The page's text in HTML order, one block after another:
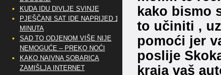
kako bismo
to učiniti ,
pomoći jer
poslije
kraja vaš
KUDA IDU DIVLJE SVINJE
PJEŠČANI SAT IDE NAPRIJED 10
MINUTA
SAD TO ODJENOM VIŠE NIJE
NEMOGUĆE – PREKO NOĆI
KAKO NAIVNA SOBARICA
ZAMIŠLJA INTERNET